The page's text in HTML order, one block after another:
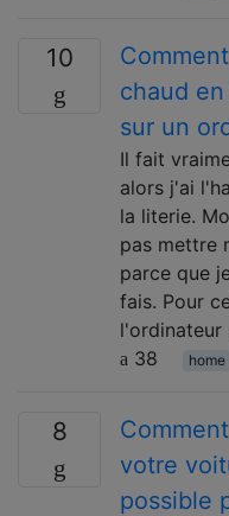
10
chaud
sur un
Il fait
alors j'ai
la literie.
pas mettre
parce que
fais. Pour
38
home
8
votre
possible